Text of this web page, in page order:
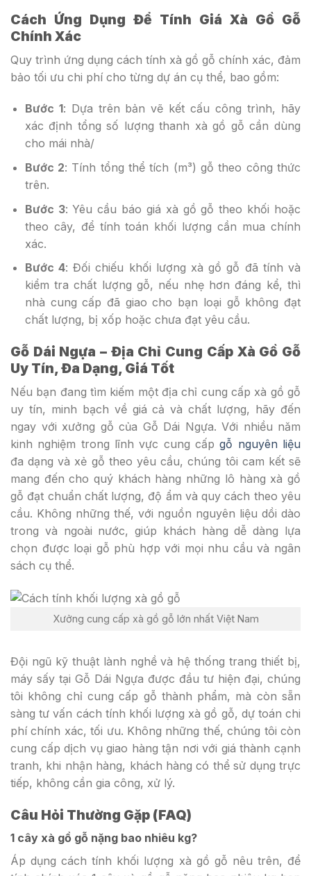
Cách Ứng Dụng Để Tính Giá Xà Gồ Gỗ
Chính Xác
Quy trình ứng dụng cách tính xà gồ gỗ chính xác, đảm
bảo tối ưu chi phí cho từng dự án cụ thể, bao gồm:
Bước 1: Dựa trên bản vẽ kết cấu công trình, hãy
xác định tổng số lượng thanh xà gồ gỗ cần dùng
cho mái nhà/
Bước 2: Tính tổng thể tích (m³) gỗ theo công thức
trên.
Bước 3: Yêu cầu báo giá xà gồ gỗ theo khối hoặc
theo cây, để tính toán khối lượng cần mua chính
xác.
Bước 4: Đối chiếu khối lượng xà gồ gỗ đã tính và
kiểm tra chất lượng gỗ, nếu nhẹ hơn đáng kể, thì
nhà cung cấp đã giao cho bạn loại gỗ không đạt
chất lượng, bị xốp hoặc chưa đạt yêu cầu.
Gỗ Dái Ngựa – Địa Chỉ Cung Cấp Xà Gồ Gỗ
Uy Tín, Đa Dạng, Giá Tốt
Nếu bạn đang tìm kiếm một địa chỉ cung cấp xà gồ gỗ
uy tín, minh bạch về giá cả và chất lượng, hãy đến
ngay với xưởng gỗ của Gỗ Dái Ngựa. Với nhiều năm
kinh nghiệm trong lĩnh vực cung cấpgỗ nguyên liệu
đa dạng và xẻ gỗ theo yêu cầu, chúng tôi cam kết sẽ
mang đến cho quý khách hàng những lô hàng xà gồ
gỗ đạt chuẩn chất lượng, độ ẩm và quy cách theo yêu
cầu. Không những thế, với nguồn nguyên liệu dồi dào
trong và ngoài nước, giúp khách hàng dễ dàng lựa
chọn được loại gỗ phù hợp với mọi nhu cầu và ngân
sách cụ thể.
Xưởng cung cấp xà gồ gỗ lớn nhất Việt Nam
Đội ngũ kỹ thuật lành nghề và hệ thống trang thiết bị,
máy sấy tại Gỗ Dái Ngựa được đầu tư hiện đại, chúng
tôi không chỉ cung cấp gỗ thành phẩm, mà còn sẵn
sàng tư vấn cách tính khối lượng xà gồ gỗ, dự toán chi
phí chính xác, tối ưu. Không những thế, chúng tôi còn
cung cấp dịch vụ giao hàng tận nơi với giá thành cạnh
tranh, khi nhận hàng, khách hàng có thể sử dụng trực
tiếp, không cần gia công, xử lý.
Câu Hỏi Thường Gặp (FAQ)
1 cây xà gồ gỗ nặng bao nhiêu kg?
Áp dụng cách tính khối lượng xà gồ gỗ nêu trên, để